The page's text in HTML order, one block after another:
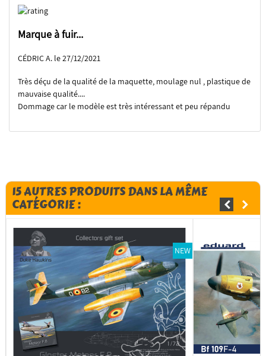
Marque à fuir...
CÉDRIC A. le 27/12/2021
Très déçu de la qualité de la maquette, moulage nul , plastique de
mauvaise qualité....
Dommage car le modèle est très intéressant et peu répandu
15 AUTRES PRODUITS DANS LA MÊME
CATÉGORIE :
NEW